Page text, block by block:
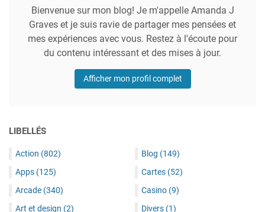
Bienvenue sur mon blog! Je m'appelle Amanda J
Graves et je suis ravie de partager mes pensées et
mes expériences avec vous. Restez à l'écoute pour
du contenu intéressant et des mises à jour.
Afficher mon profil complet
LIBELLÉS
Action (802)
Apps (125)
Arcade (340)
Art et design (2)
Blog (149)
Cartes (52)
Casino (9)
Divers (1)